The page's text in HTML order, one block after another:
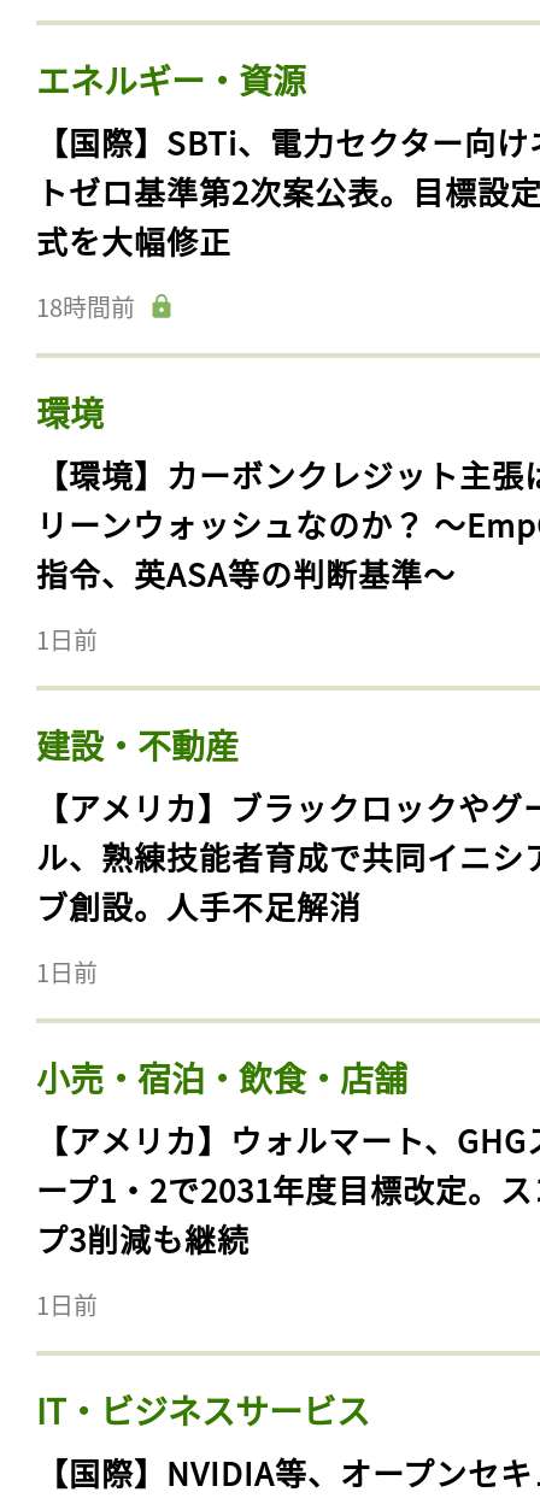
エネルギー・資源
【国際】SBTi、電力セクター向
トゼロ基準第2次案公表。目標設
式を大幅修正
18時間前
環境
【環境】カーボンクレジット主張
リーンウォッシュなのか？ 〜
指令、英ASA等の判断基準〜
1日前
建設・不動産
【アメリカ】ブラックロックやグ
ル、熟練技能者育成で共同イニシ
ブ創設。人手不足解消
1日前
小売・宿泊・飲食・店舗
【アメリカ】ウォルマート、GHG
ープ1・2で2031年度目標改定。
プ3削減も継続
1日前
IT・ビジネスサービス
【国際】NVIDIA等、オープンセ